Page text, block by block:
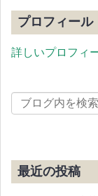
プロフィール
詳しいプロフィ
最近の投稿